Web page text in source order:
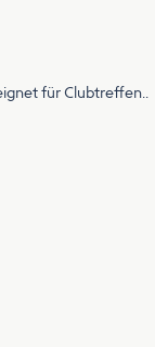
für Clubtreffen..